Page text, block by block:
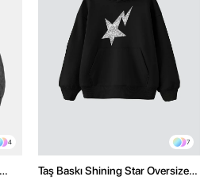
4 7
Taş Baskı Shining Star Oversize